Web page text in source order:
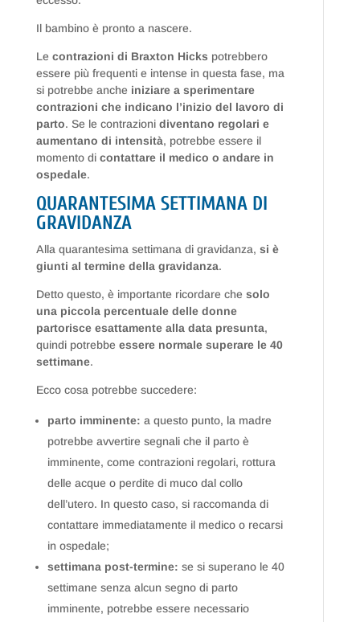
Il bambino è pronto a nascere.
Le contrazioni di Braxton Hicks potrebbero
essere più frequenti e intense in questa fase, ma
si potrebbe anche iniziare a sperimentare
contrazioni che indicano l’inizio del lavoro di
parto. Se le contrazioni diventano regolari e
aumentano di intensità, potrebbe essere il
momento di contattare il medico o andare in
ospedale.
QUARANTESIMA SETTIMANA DI
GRAVIDANZA
Alla quarantesima settimana di gravidanza, si è
giunti al termine della gravidanza.
Detto questo, è importante ricordare che solo
una piccola percentuale delle donne
partorisce esattamente alla data presunta,
quindi potrebbe essere normale superare le 40
settimane.
Ecco cosa potrebbe succedere:
parto imminente: a questo punto, la madre
potrebbe avvertire segnali che il parto è
imminente, come contrazioni regolari, rottura
delle acque o perdite di muco dal collo
dell’utero. In questo caso, si raccomanda di
contattare immediatamente il medico o recarsi
in ospedale;
settimana post-termine: se si superano le 40
settimane senza alcun segno di parto
imminente, potrebbe essere necessario